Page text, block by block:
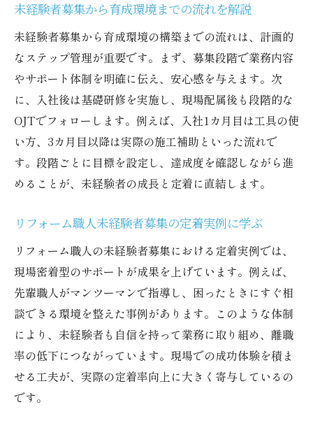
未経験者募集から育成環境までの流れを解説
未経験者募集から育成環境の構築までの流れは、計画的
なステップ管理が重要です。まず、募集段階で業務内容
やサポート体制を明確に伝え、安心感を与えます。次
に、入社後は基礎研修を実施し、現場配属後も段階的な
OJTでフォローします。例えば、入社1カ月目は工具の使
い方、3カ月目以降は実際の施工補助といった流れで
す。段階ごとに目標を設定し、達成度を確認しながら進
めることが、未経験者の成長と定着に直結します。
リフォーム職人未経験者募集の定着実例に学ぶ
リフォーム職人の未経験者募集における定着実例では、
現場密着型のサポートが成果を上げています。例えば、
先輩職人がマンツーマンで指導し、困ったときにすぐ相
談できる環境を整えた事例があります。このような体制
により、未経験者も自信を持って業務に取り組め、離職
率の低下につながっています。現場での成功体験を積ま
せる工夫が、実際の定着率向上に大きく寄与しているの
です。